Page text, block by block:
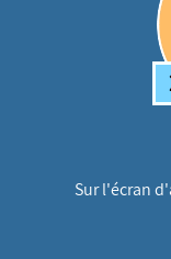
Sur l'écran